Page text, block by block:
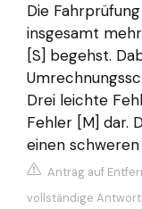
Die
insgesamt
[S] begehst.
Drei leichte
Fehler [M] dar.
einen
Antrag auf
vollständige